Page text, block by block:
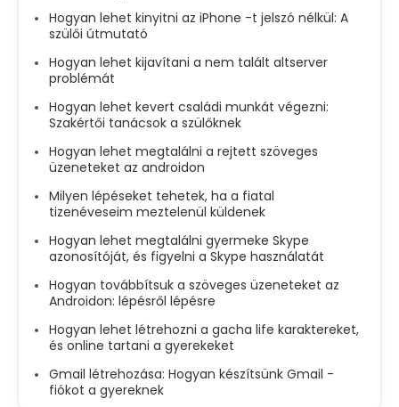
Hogyan lehet kinyitni az iPhone -t jelszó nélkül: A
szülői útmutató
Hogyan lehet kijavítani a nem talált altserver
problémát
Hogyan lehet kevert családi munkát végezni:
Szakértői tanácsok a szülőknek
Hogyan lehet megtalálni a rejtett szöveges
üzeneteket az androidon
Milyen lépéseket tehetek, ha a fiatal
tizenéveseim meztelenül küldenek
Hogyan lehet megtalálni gyermeke Skype
azonosítóját, és figyelni a Skype használatát
Hogyan továbbítsuk a szöveges üzeneteket az
Androidon: lépésről lépésre
Hogyan lehet létrehozni a gacha life karaktereket,
és online tartani a gyerekeket
Gmail létrehozása: Hogyan készítsünk Gmail -
fiókot a gyereknek